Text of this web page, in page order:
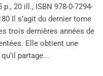
20 ill., ISBN 978-0-7294-
Il s’agit du dernier tome
trois dernières années de
Elle obtient une
partage...